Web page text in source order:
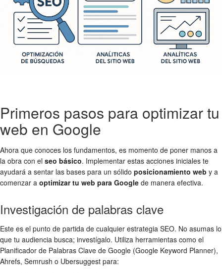
Primeros pasos para optimizar tu
web en Google
Ahora que conoces los fundamentos, es momento de poner manos a
la obra con el seo básico. Implementar estas acciones iniciales te
ayudará a sentar las bases para un sólido posicionamiento web y a
comenzar a optimizar tu web para Google de manera efectiva.
Investigación de palabras clave
Este es el punto de partida de cualquier estrategia SEO. No asumas lo
que tu audiencia busca; investígalo. Utiliza herramientas como el
Planificador de Palabras Clave de Google (Google Keyword Planner),
Ahrefs, Semrush o Ubersuggest para: